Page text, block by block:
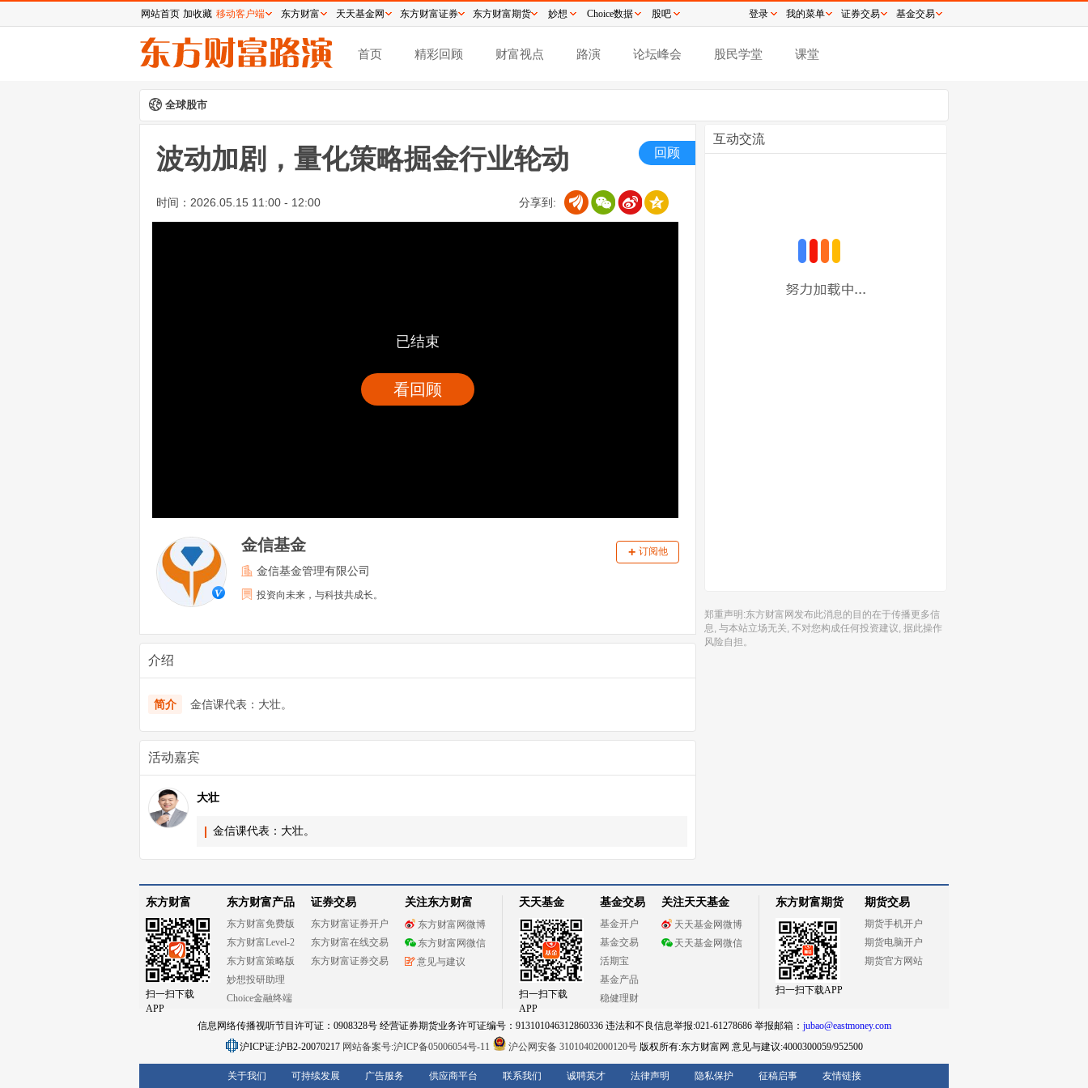
首页 精彩回顾 财富视点 路演 论坛峰会 股民学堂 课堂
全球股市
波动加剧，量化策略掘金行业轮动
时间： 2026.05.15 11:00 - 12:00 分享到:
回顾
已结束
看回顾
金信基金
金信基金管理有限公司
投资向未来，与科技共成长。
+ 订阅他
介绍
简介 金信课代表：大壮。
活动嘉宾
大壮
金信课代表：大壮。
互动交流
郑重声明:东方财富网发布此消息的目的在于传播更多信
息, 与本站立场无关, 不对您构成任何投资建议, 据此操作
风险自担。
东方财富
扫一扫下载
APP
东方财富产品
东方财富免费版
东方财富Level-2
东方财富策略版
妙想投研助理
Choice金融终端
证券交易
东方财富证券开户
东方财富在线交易
东方财富证券交易
关注东方财富
东方财富网微博
东方财富网微信
意见与建议
天天基金
扫一扫下载
APP
基金交易
基金开户
基金交易
活期宝
基金产品
稳健理财
关注天天基金
天天基金网微博
天天基金网微信
东方财富期货
扫一扫下载APP
期货交易
期货手机开户
期货电脑开户
期货官方网站
信息网络传播视听节目许可证：0908328号 经营证券期货业务许可证编号：913101046312860336 违法和不良信息举报:021-61278686 举报邮箱： jubao@eastmoney.com
沪ICP证:沪B2-20070217 网站备案号:沪ICP备05006054号-11 沪公网安备 31010402000120号版权所有:东方财富网 意见与建议:4000300059/952500
关于我们 可持续发展 广告服务 供应商平台 联系我们 诚聘英才 法律声明 隐私保护 征稿启事 友情链接
网站首页 加收藏 移动客户端 东方财富 天天基金网 东方财富证券 东方财富期货 妙想 Choice数据 股吧 登录 我的菜单 证券交易 基金交易